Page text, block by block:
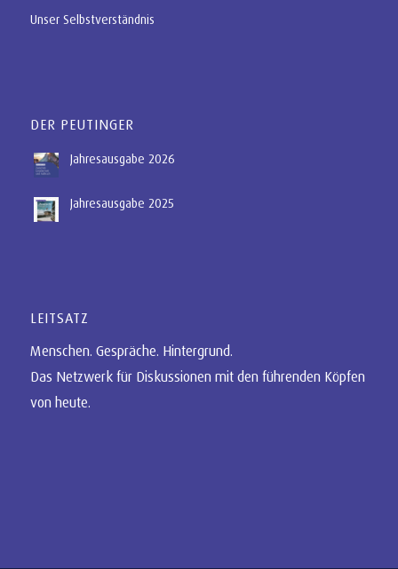
Unser Selbstverständnis
DER PEUTINGER
Jahresausgabe 2026
Jahresausgabe 2025
LEITSATZ
Menschen. Gespräche. Hintergrund.
Das Netzwerk für Diskussionen mit den führenden Köpfen
von heute.